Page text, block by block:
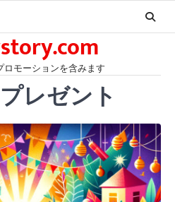
ロモーションを含みます
レゼント